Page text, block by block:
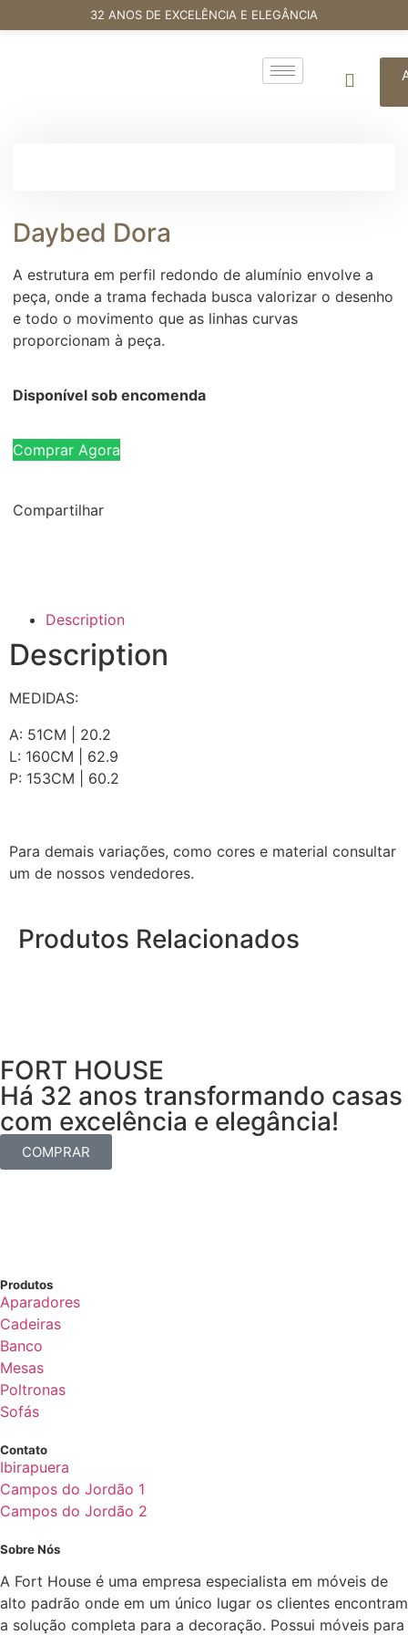
32 ANOS DE EXCELÊNCIA E ELEGÂNCIA
Daybed Dora
A estrutura em perfil redondo de alumínio envolve a
peça, onde a trama fechada busca valorizar o desenho
e todo o movimento que as linhas curvas
proporcionam à peça.
Disponível sob encomenda
Comprar Agora
Compartilhar
Description
Description
MEDIDAS:
A: 51CM | 20.2
L: 160CM | 62.9
P: 153CM | 60.2
Para demais variações, como cores e material consultar
um de nossos vendedores.
Produtos Relacionados
FORT HOUSE
Há 32 anos transformando casas
com excelência e elegância!
COMPRAR
Produtos
Aparadores
Cadeiras
Banco
Mesas
Poltronas
Sofás
Contato
Ibirapuera
Campos do Jordão 1
Campos do Jordão 2
Sobre Nós
A Fort House é uma empresa especialista em móveis de
alto padrão onde em um único lugar os clientes encontram
a solução completa para a decoração. Possui móveis para